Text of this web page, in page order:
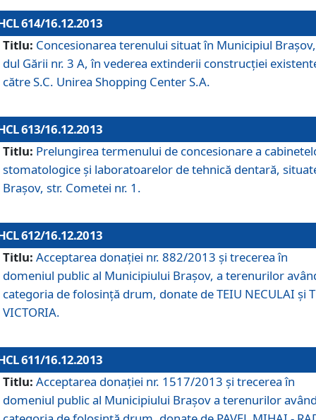
614/16.12.2013
Titlu: Concesionarea terenului situat în Municipiul
dul Gării nr. 3 A, în vederea extinderii construcţiei
către S.C. Unirea Shopping Center S.A.
613/16.12.2013
Titlu: Prelungirea termenului de concesionare a
stomatologice şi laboratoarelor de tehnică dentară,
Braşov, str. Cometei nr. 1.
612/16.12.2013
Titlu: Acceptarea donaţiei nr. 882/2013 şi trecerea în
domeniul public al Municipiului Braşov, a terenurilor
categoria de folosinţă drum, donate de TEIU NECULAI şi
VICTORIA.
611/16.12.2013
Titlu: Acceptarea donaţiei nr. 1517/2013 şi trecerea în
domeniul public al Municipiului Braşov a terenurilor